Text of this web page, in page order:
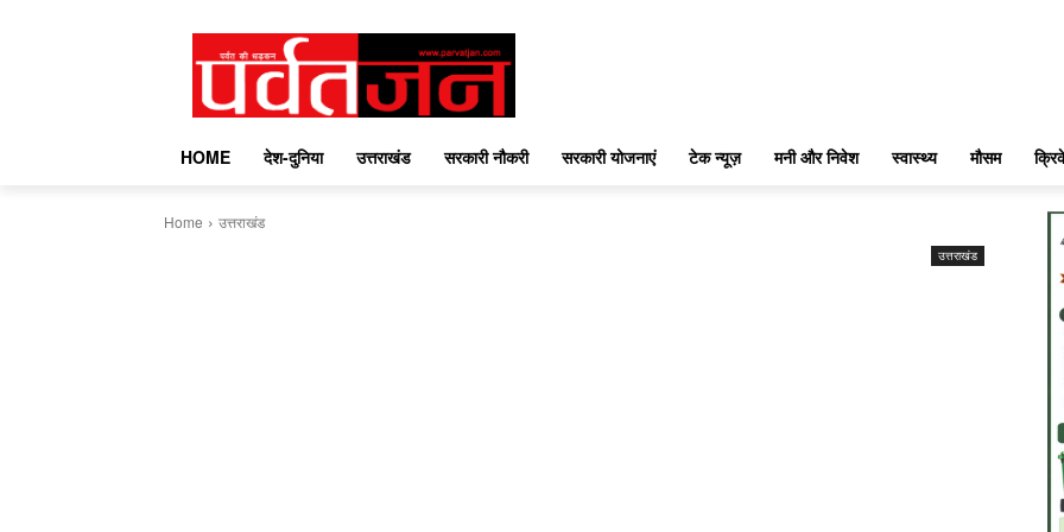
HOME देश-दुनिया उत्तराखंड सरकारी नौकरी सरकारी योजनाएं टेक न्यूज़ मनी और निवेश स्वास्थ्य मौसम
Home उत्तराखंड
उत्तराखंड